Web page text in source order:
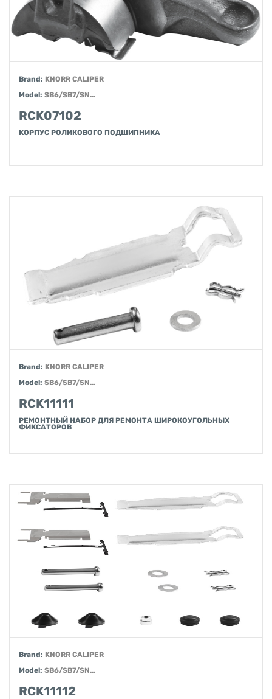
Brand: KNORR CALIPER
Model: SB6/SB7/SN...
RCK07102
КОРПУС РОЛИКОВОГО ПОДШИПНИКА
Brand: KNORR CALIPER
Model: SB6/SB7/SN...
RCK11111
РЕМОНТНЫЙ НАБОР ДЛЯ РЕМОНТА ШИРОКОУГОЛЬНЫХ
ФИКСАТОРОВ
Brand: KNORR CALIPER
Model: SB6/SB7/SN...
RCK11112